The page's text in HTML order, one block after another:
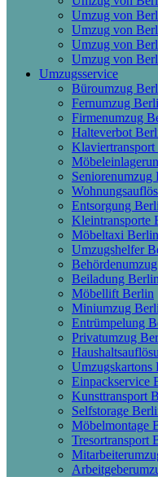
Umzug von
Umzug von
Umzug von
Umzug von
Umzugsservice
Büroumzug
Fernumzug
Firmenumzug
Halteverbot
Klaviertransport
Seniorenumzug
Entsorgung
Kleintransporte
Möbeltaxi Berlin
Umzugshelfer
Beiladung Berlin
Möbellift Berlin
Miniumzug
Entrümpelung
Privatumzug
Umzugskartons
Einpackservice
Kunsttransport
Selfstorage
Möbelmontage
Tresortransport